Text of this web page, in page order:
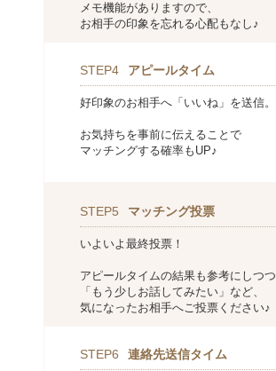
メモ機能がありますので、
お相手の印象を忘れる心配もなし♪
STEP4 アピールタイム
好印象のお相手へ「いいね」を送信。
お気持ちを事前に伝えることで
マッチングする確率もUP♪
STEP5 マッチング投票
いよいよ最終投票！
アピールタイムの結果も参考にしつつ
「もう少しお話してみたい」など、
気になったお相手へご投票ください♪
STEP6 連絡先送信タイム